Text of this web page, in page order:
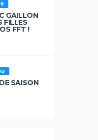
GAILLON
FILLES
FFT !
SAISON